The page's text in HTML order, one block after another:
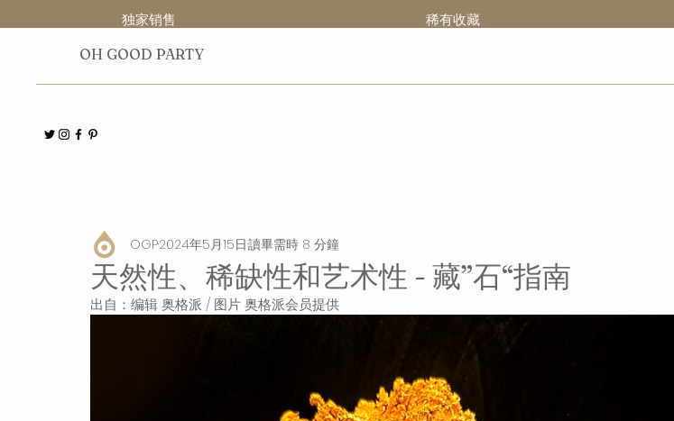
OH GOOD PARTY
独家销售 稀有收藏
天然性、稀缺性和艺术性 - 藏”石“指南
OGP2024年5月15日讀畢需時 8 分鐘
出自：编辑 奥格派 / 图片 奥格派会员提供